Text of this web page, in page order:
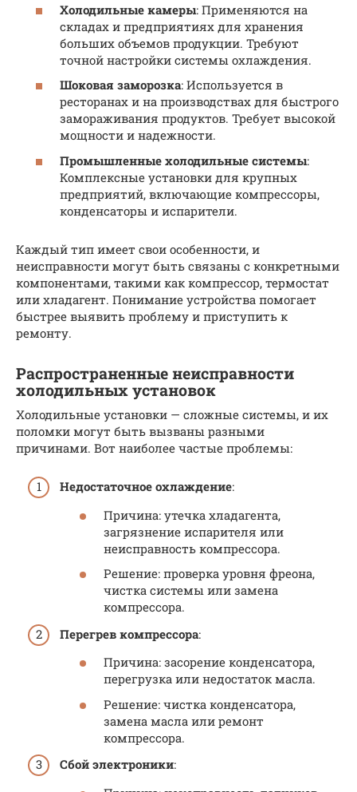
Холодильные камеры: Применяются на
складах и предприятиях для хранения
больших объемов продукции. Требуют
точной настройки системы охлаждения.
Шоковая заморозка: Используется в
ресторанах и на производствах для быстрого
замораживания продуктов. Требует высокой
мощности и надежности.
Промышленные холодильные системы:
Комплексные установки для крупных
предприятий, включающие компрессоры,
конденсаторы и испарители.
Каждый тип имеет свои особенности, и
неисправности могут быть связаны с конкретными
компонентами, такими как компрессор, термостат
или хладагент. Понимание устройства помогает
быстрее выявить проблему и приступить к
ремонту.
Распространенные неисправности
холодильных установок
Холодильные установки — сложные системы, и их
поломки могут быть вызваны разными
причинами. Вот наиболее частые проблемы:
Недостаточное охлаждение:
Причина: утечка хладагента,
загрязнение испарителя или
неисправность компрессора.
Решение: проверка уровня фреона,
чистка системы или замена
компрессора.
Перегрев компрессора:
Причина: засорение конденсатора,
перегрузка или недостаток масла.
Решение: чистка конденсатора,
замена масла или ремонт
компрессора.
Сбой электроники: